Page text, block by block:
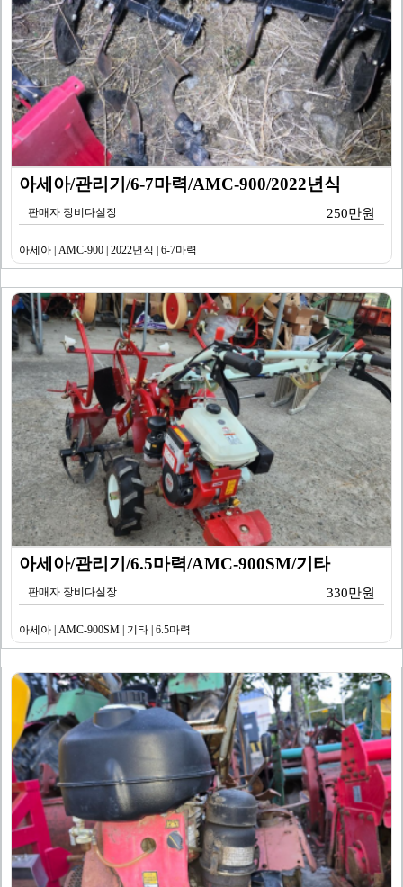
아세아/관리기/6-7마력/AMC-900/2022년식
판매자 장비다실장 250만원
아세아 | AMC-900 | 2022년식 | 6-7마력
아세아/관리기/6.5마력/AMC-900SM/기타
판매자 장비다실장 330만원
아세아 | AMC-900SM | 기타 | 6.5마력